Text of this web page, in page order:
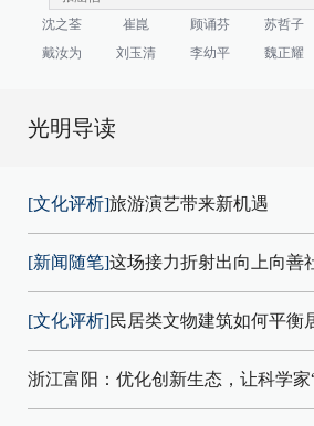
沈之荃 崔崑 顾诵芬 苏哲子
戴汝为
刘玉清 李幼平 魏正耀
光明导读
[文化评析]旅游演艺带来新机遇
[新闻随笔]这场接力折射出向上向善
[文化评析]民居类文物建筑如何平衡
浙江富阳：优化创新生态，让科学家